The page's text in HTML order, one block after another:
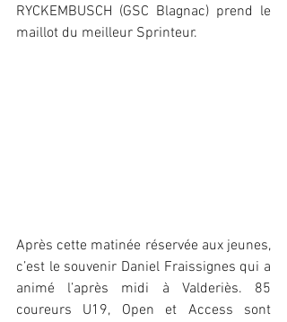
RYCKEMBUSCH (GSC Blagnac) prend le
maillot du meilleur Sprinteur.
Après cette matinée réservée aux jeunes,
c’est le souvenir Daniel Fraissignes qui a
animé l’après midi à Valderiès. 85
coureurs U19, Open et Access sont